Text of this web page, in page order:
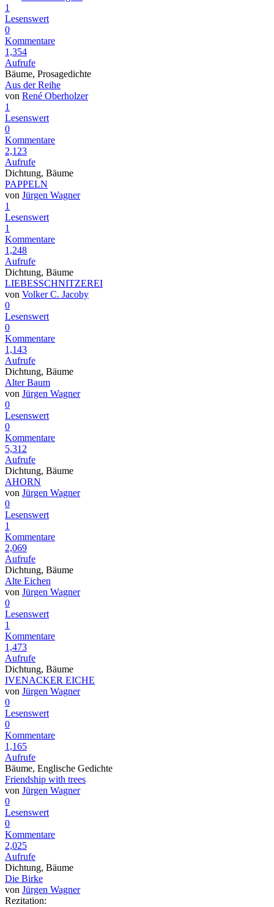
1
Lesenswert
0
Kommentare
1,354
Aufrufe
Bäume, Prosagedichte
Aus der Reihe
von René Oberholzer
1
Lesenswert
0
Kommentare
2,123
Aufrufe
Dichtung, Bäume
PAPPELN
von Jürgen Wagner
1
Lesenswert
1
Kommentare
1,248
Aufrufe
Dichtung, Bäume
LIEBESSCHNITZEREI
von Volker C. Jacoby
0
Lesenswert
0
Kommentare
1,143
Aufrufe
Dichtung, Bäume
Alter Baum
von Jürgen Wagner
0
Lesenswert
0
Kommentare
5,312
Aufrufe
Dichtung, Bäume
AHORN
von Jürgen Wagner
0
Lesenswert
1
Kommentare
2,069
Aufrufe
Dichtung, Bäume
Alte Eichen
von Jürgen Wagner
0
Lesenswert
1
Kommentare
1,473
Aufrufe
Dichtung, Bäume
IVENACKER EICHE
von Jürgen Wagner
0
Lesenswert
0
Kommentare
1,165
Aufrufe
Bäume, Englische Gedichte
Friendship with trees
von Jürgen Wagner
0
Lesenswert
0
Kommentare
2,025
Aufrufe
Dichtung, Bäume
Die Birke
von Jürgen Wagner
Rezitation: